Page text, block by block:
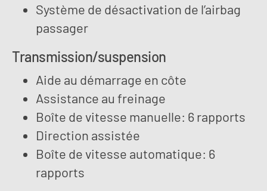
Système de désactivation de l’airbag
passager
Transmission/suspension
Aide au démarrage en côte
Assistance au freinage
Boîte de vitesse manuelle: 6 rapports
Direction assistée
Boîte de vitesse automatique: 6
rapports